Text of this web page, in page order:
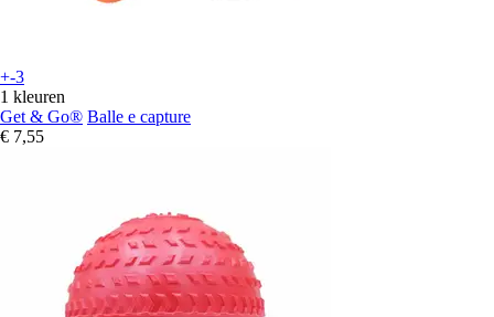
+-3
1 kleuren
Get & Go® Balle e capture
€ 7,55